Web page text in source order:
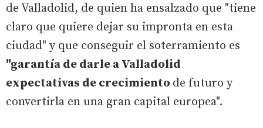
de Valladolid, de quien ha ensalzado que "tiene
claro que quiere dejar su impronta en esta
ciudad" y que conseguir el soterramiento es
"garantía de darle a Valladolid
expectativas de crecimiento de futuro y
convertirla en una gran capital europea".